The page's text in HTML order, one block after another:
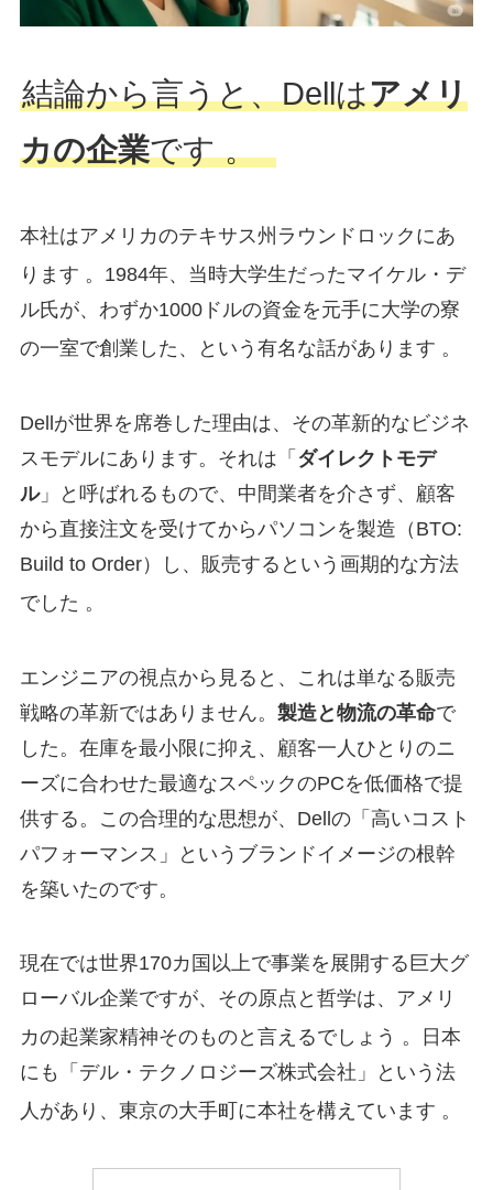
結論から言うと、Dellはアメリ
カの企業です 。
本社はアメリカのテキサス州ラウンドロックにあ
ります 。1984年、当時大学生だったマイケル・デ
ル氏が、わずか1000ドルの資金を元手に大学の寮
の一室で創業した、という有名な話があります 。
Dellが世界を席巻した理由は、その革新的なビジネ
スモデルにあります。それは「 ダイレクトモデ
ル」と呼ばれるもので、中間業者を介さず、顧客
から直接注文を受けてからパソコンを製造（BTO:
Build to Order）し、販売するという画期的な方法
でした 。
エンジニアの視点から見ると、これは単なる販売
戦略の革新ではありません。 製造と物流の革命で
した。在庫を最小限に抑え、顧客一人ひとりのニ
ーズに合わせた最適なスペックのPCを低価格で提
供する。この合理的な思想が、Dellの「高いコスト
パフォーマンス」というブランドイメージの根幹
を築いたのです。
現在では世界170カ国以上で事業を展開する巨大グ
ローバル企業ですが、その原点と哲学は、アメリ
カの起業家精神そのものと言えるでしょう 。日本
にも「デル・テクノロジーズ株式会社」という法
人があり、東京の大手町に本社を構えています 。